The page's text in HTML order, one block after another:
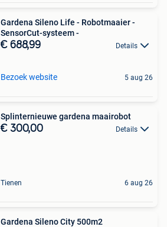
Gardena Sileno Life - Robotmaaier -
SensorCut-systeem -
€ 688,99 Details
Bezoek website 5 aug 26
Splinternieuwe gardena maairobot
€ 300,00 Details
Tienen 6 aug 26
Gardena Sileno City 500m2